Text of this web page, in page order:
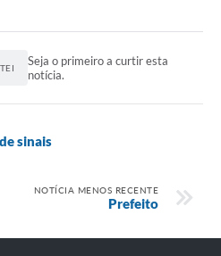
Seja o primeiro a curtir esta
notícia.
sinais
NOTÍCIA MENOS RECENTE
Prefeito